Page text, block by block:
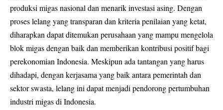
produksi migas nasional dan menarik investasi asing. Dengan
proses lelang yang transparan dan kriteria penilaian yang ketat,
diharapkan dapat ditemukan perusahaan yang mampu mengelola
blok migas dengan baik dan memberikan kontribusi positif bagi
perekonomian Indonesia. Meskipun ada tantangan yang harus
dihadapi, dengan kerjasama yang baik antara pemerintah dan
sektor swasta, lelang ini dapat menjadi pendorong pertumbuhan
industri migas di Indonesia.